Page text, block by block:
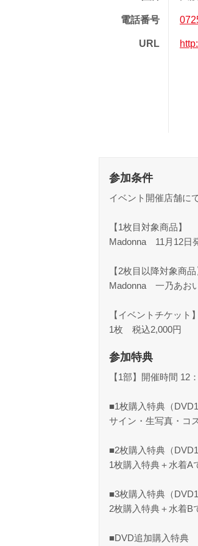
電話番号
URL
参加条件
イベント開催店舗に
【1枚目対象商品】
Madonna 11月12日
【2枚目以降対象商品
Madonna 一乃あお
【イベントチケット】
1枚 税込2,000円
参加特典
【1部】開催時間 12
■1枚購入特典（DVD1
サイン・生写真・コ
■2枚購入特典（
1枚購入特典＋水着A
■3枚購入特典（
2枚購入特典＋水着B
■DVD追加購入特典